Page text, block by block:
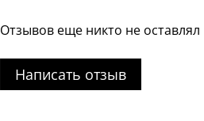
Отзывов еще никто не оставлял
Написать отзыв